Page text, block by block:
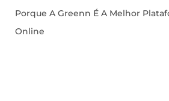
Porque A Greenn É A Melhor
Online